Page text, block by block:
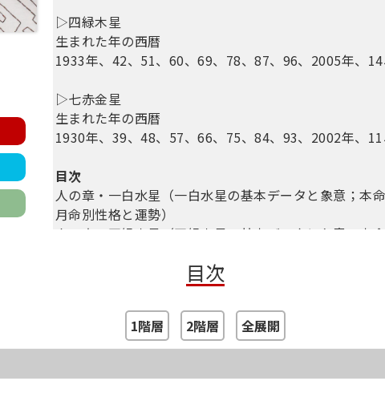
▷四緑木星
生まれた年の西暦
1933年、42、51、60、69、78、87、96、2005年、
▷七赤金星
生まれた年の西暦
1930年、39、48、57、66、75、84、93、2002年、
目次
人の章・一白水星（一白水星の基本データと象意；本
月命別性格と運勢）
人の章・四緑木星（四緑木星の基本データと象意；本
人の章・七赤金星（七赤金星の基本データと象意；本
目次
1階層 2階層 全展開